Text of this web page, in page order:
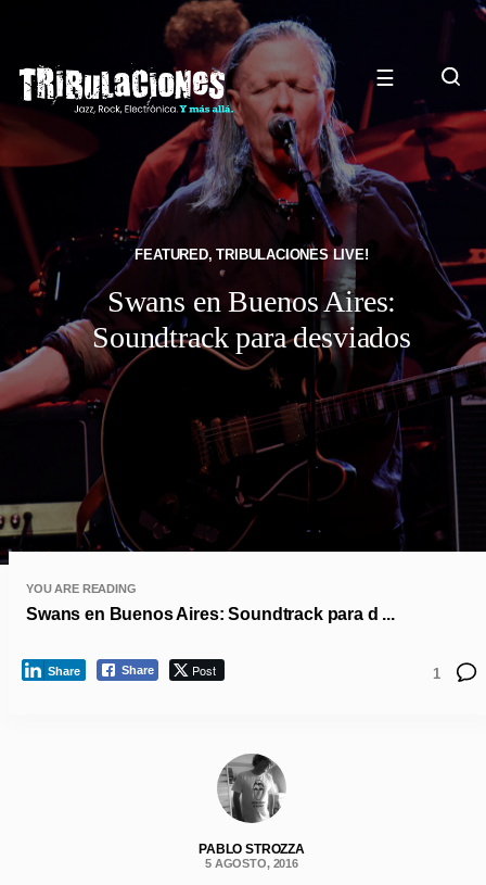
☰
FEATURED,TRIBULACIONES LIVE!
Swans en Buenos Aires:
Soundtrack para desviados
YOU ARE READING
Swans en Buenos Aires: Soundtrack para d ...
Share Post
Share 1
PABLO STROZZA
5 AGOSTO, 2016